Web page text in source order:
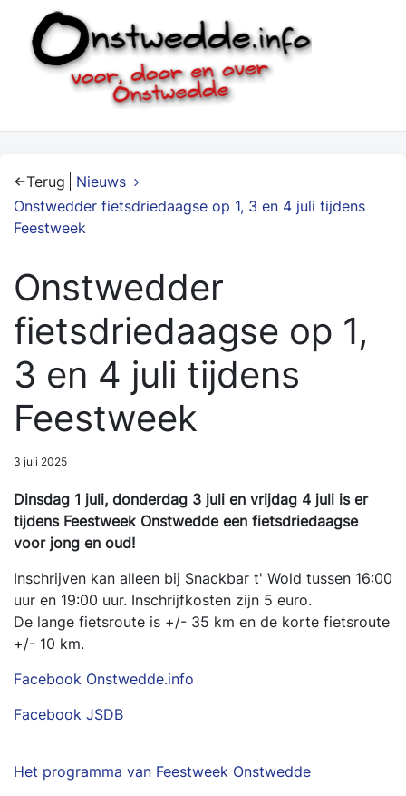
Terug
Nieuws
Onstwedder fietsdriedaagse op 1, 3 en 4 juli tijdens
Feestweek
Onstwedder
fietsdriedaagse op 1,
3 en 4 juli tijdens
Feestweek
3 juli 2025
Dinsdag 1 juli, donderdag 3 juli en vrijdag 4 juli is er
tijdens Feestweek Onstwedde een fietsdriedaagse
voor jong en oud!
Inschrijven kan alleen bij Snackbar t' Wold tussen 16:00
uur en 19:00 uur. Inschrijfkosten zijn 5 euro.
De lange fietsroute is +/- 35 km en de korte fietsroute
+/- 10 km.
Facebook Onstwedde.info
Facebook JSDB
Het programma van Feestweek Onstwedde